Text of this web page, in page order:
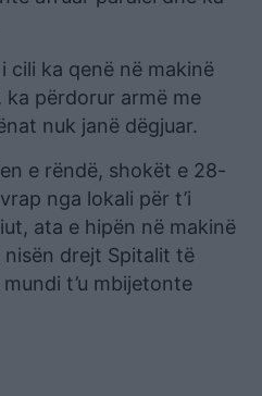
cili ka qenë në makinë
përdorur armë me
nuk janë dëgjuar.
e rëndë, shokët e 28-
nga lokali për t’i
ata e hipën në makinë
nisën drejt Spitalit të
t’u mbijetonte